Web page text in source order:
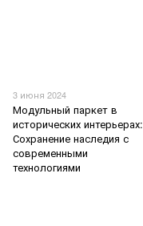
3 июня 2024
Модульный паркет в
исторических интерьерах:
Сохранение наследия с
современными
технологиями